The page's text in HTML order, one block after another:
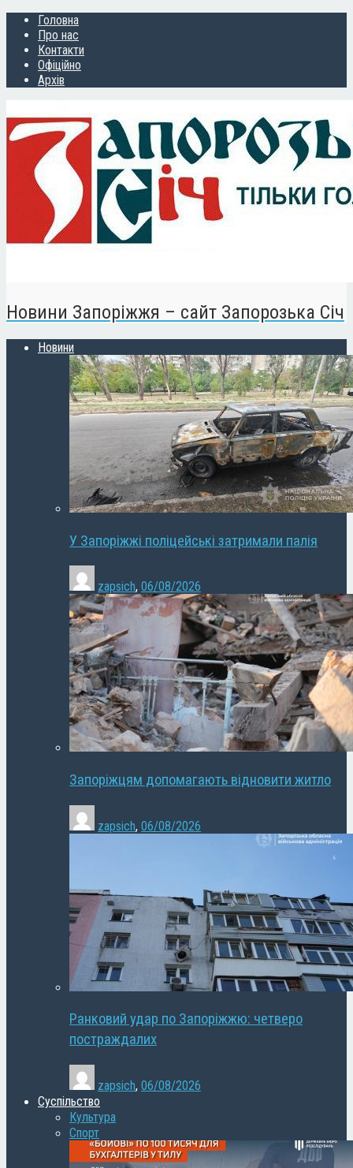
Головна
Про нас
Контакти
Офіційно
Архів
Новини Запоріжжя – сайт Запорозька Січ
Новини
У Запоріжжі поліцейські затримали палія
zapsich, 06/08/2026
Запоріжцям допомагають відновити житло
zapsich, 06/08/2026
Ранковий удар по Запоріжжю: четверо
постраждалих
zapsich, 06/08/2026
Суспільство
Культура
Спорт